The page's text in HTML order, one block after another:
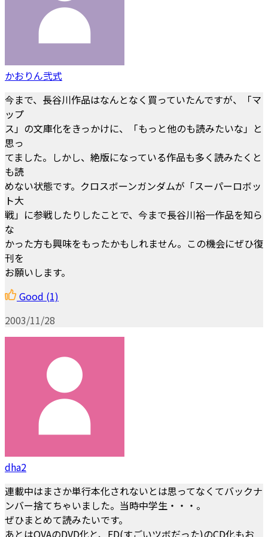
かおりん弐式
今まで、長谷川作品はなんとなく買っていたんですが、「マ
ップ
ス」の文庫化をきっかけに、「もっと他のも読みたいな」と
思っ
てました。しかし、絶版になっている作品も多く読みたくと
も読
めない状態です。クロスボーンガンダムが「スーパーロボッ
ト大
戦」に参戦したりしたことで、今まで長谷川裕一作品を知ら
な
かった方も興味をもったかもしれません。この機会にぜひ復
刊を
お願いします。
Good (1)
2003/11/28
dha2
連載中はまさか単行本化されないとは思ってなくてバックナ
ンバー捨てちゃいました。当時中学生・・・。
ぜひまとめて読みたいです。
あとはOVAのDVD化と、ED(すごいツボだった)のCD化もお